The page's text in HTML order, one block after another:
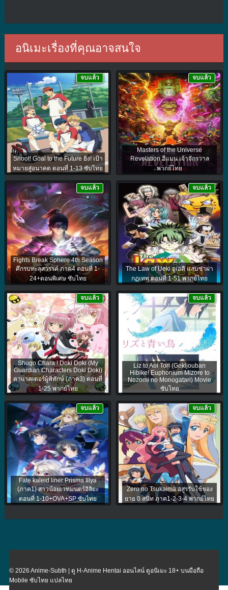
อนิเมะเรื่องที่คุณอาจสนใจ
Shoot! Goal to the Future ยิง! เป้า
หมายสู่อนาคต ตอนที่ 1-13 ซับไทย
จบแล้ว
Masters of the Universe
Revelation ฮีแมน เจ้าจักรวาล
พากย์ไทย
จบแล้ว
Fights Break Sphere 4th Season
ศึกรบทะลุสวรรค์ ภาค4 ตอนที่ 1-
24+ตอนพิเศษ ซับไทย
จบแล้ว
The Law of Ueki อูเอคิ แสบซ่าผ่า
กฏเทพ ตอนที่ 1-51 พากย์ไทย
จบแล้ว
Shugo Chara ! Doki Doki (My
Guardian Characters Doki Doki)
คาแรคเตอร์ผู้พิทักษ์ (ภาค3) ตอนที่
1-25 พากย์ไทย
จบแล้ว
Liz to Aoi Tori (Gekijouban
Hibike! Euphonium Mizore to
Nozomi no Monogatari) Movie
ซับไทย
จบแล้ว
Fate kaleid liner Prisma Illya
(ภาค1) สาวน้อยเวทมนตร์อิลิยะ
ตอนที่ 1-10+OVA+SP ซับไทย
จบแล้ว
Zero no Tsukaima อสูรรับใช้ของ
ยาย 0 สนิท ภาค1-2-3-4 พากย์ไทย
จบแล้ว
© 2026 Anime-Subth | ดู H-Anime Hentai ออนไลน์ ดูอนิเมะ 18+ บนมือถือ
Mobile ซับไทย แปลไทย